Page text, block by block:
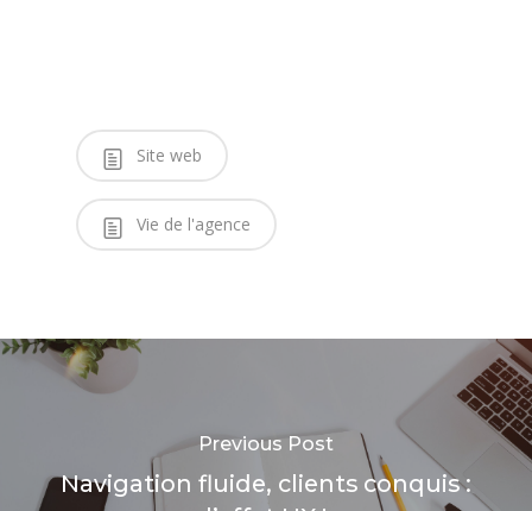
Site web
Vie de l'agence
Previous Post
Navigation fluide, clients conquis :